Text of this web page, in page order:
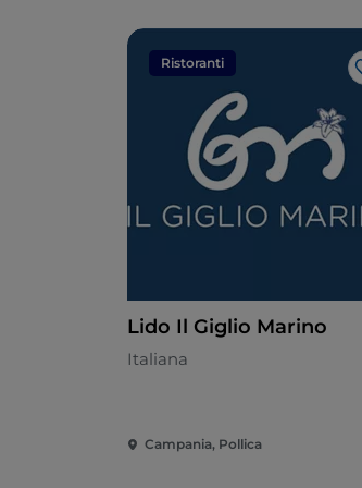
Ristoranti
Lido Il Giglio Marino
Italiana
Campania, Pollica